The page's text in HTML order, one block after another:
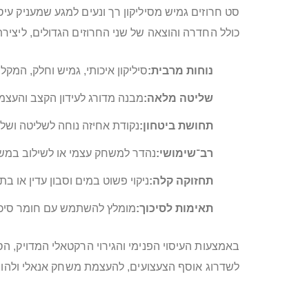
סט חרוזים גמיש מסיליקון רך ונעים למגע
כולל החדרה והוצאה של שני החרוזים הגדולים,
נוחות מרבית:סיליקון איכותי, גמיש וחלק,
שליטה מלאה:מבנה מדורג לעידון הקצב
תחושת ביטחון:נקודת אחיזה נוחה לשליטה
רב־שימושי:נהדר למשחק עצמי או לשילוב
תחזוקה קלה:ניקוי פשוט במים וסבון עדין או
תאימות לסיכוך:מומלץ להשתמש עם חומר
באמצעות העיסוי הפנימי והגירוי הרקטאלי
לשדרוג אוסף הצעצועים, להעצמת משחק אנאלי